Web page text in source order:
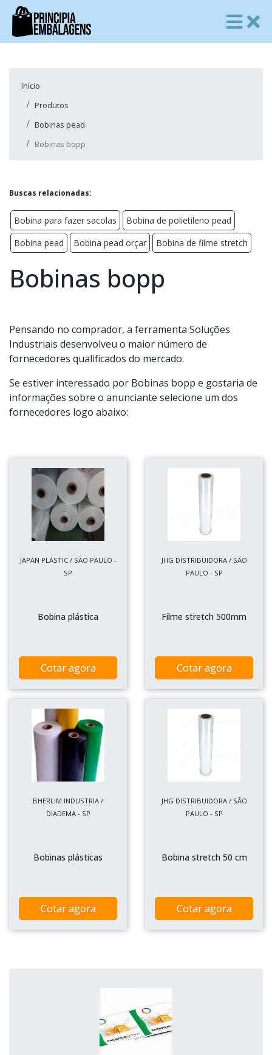
Início
Produtos
Bobinas pead
Bobinas bopp
Buscas relacionadas:
Bobina para fazer sacolas
Bobina de polietileno pead
Bobina pead
Bobina pead orçar Bobina de filme stretch
Bobinas bopp
Pensando no comprador, a ferramenta Soluções
Industriais desenvolveu o maior número de
fornecedores qualificados do mercado.
Se estiver interessado por Bobinas bopp e gostaria de
informações sobre o anunciante selecione um dos
fornecedores logo abaixo:
JAPAN PLASTIC / SÃO PAULO -
SP
Bobina plástica
Cotar agora
JHG DISTRIBUIDORA / SÃO
PAULO - SP
Filme stretch 500mm
Cotar agora
BHERLIM INDUSTRIA /
DIADEMA - SP
Bobinas plásticas
Cotar agora
JHG DISTRIBUIDORA / SÃO
PAULO - SP
Bobina stretch 50 cm
Cotar agora